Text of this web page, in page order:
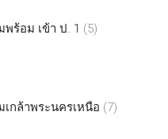
ร้อม เข้า ป. 1 (5)
กล้าพระนครเหนือ (7)